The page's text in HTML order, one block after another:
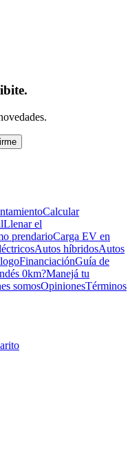
Calcular
Llenar el
prendarioCarga EV en
Autos híbridosAutos
FinanciaciónGuía de
0km?Manejá tu
somosOpinionesTérminos